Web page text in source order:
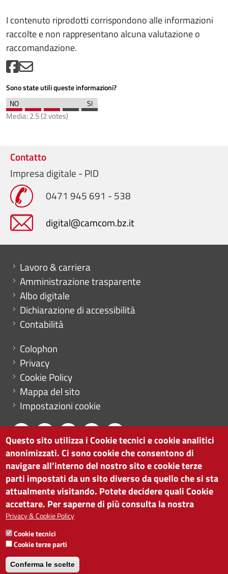
I contenuto riprodotti corrispondono alle informazioni
raccolte e non rappresentano alcuna valutazione o
raccomandazione.
Sono state utili queste informazioni?
Media:2.5(2votes)
Contatto
Impresa digitale - PID
0471 945 691 - 538
digital@camcom.bz.it
Mini menu di servizio
Lavoro & carriera
Amministrazione trasparente
Albo digitale
Dichiarazione di accessibilità
Contabilità
Menu footer
Colophon
Privacy
Cookie Policy
Mappa del sito
Impostazioni cookie
CAMERA DI COMMERCIO DI BOLZANO
via Alto Adige 60 | I-39100 Bolzano
tel. 0471 945 511 |info@camcom.bz.it
Partita IVA: 00376420212
ISTITUTO PER LA PROMOZIONE DELLO
SVILUPPO ECONOMICO
Partita IVA: 01716880214
Questo sito utilizza i Cookie tecnici e cookie analitici
anonimizzati. Ci sono cookie che consentono di
navigare all’interno del nostro sito e cookie terze
parti impostati da un sito diverso da quello che si sta
attualmente visitando. Potete decidere quali Cookie
accettare. Per saperne di più consulta la nostra
Privacy & Cookie Policy
Cookie tecnici
Cookie terze parti
Conferma le scelte